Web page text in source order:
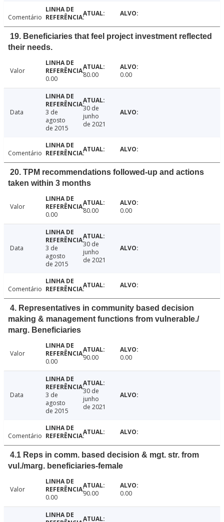
Comentário
19. Beneficiaries that feel project investment reflected
their needs.
Valor
0.00
80.00 0.00
Data
3 de
agosto
de 2015
30 de
junho
de 2021
Comentário
20. TPM recommendations followed-up and actions
taken within 3 months
Valor
0.00
80.00 0.00
Data
3 de
agosto
de 2015
30 de
junho
de 2021
Comentário
4. Representatives in community based decision
making & management functions from vulnerable./
marg. Beneficiaries
Valor
0.00
90.00 0.00
Data
3 de
agosto
de 2015
30 de
junho
de 2021
Comentário
4.1 Reps in comm. based decision & mgt. str. from
vul./marg. beneficiaries-female
Valor
0.00
90.00 0.00